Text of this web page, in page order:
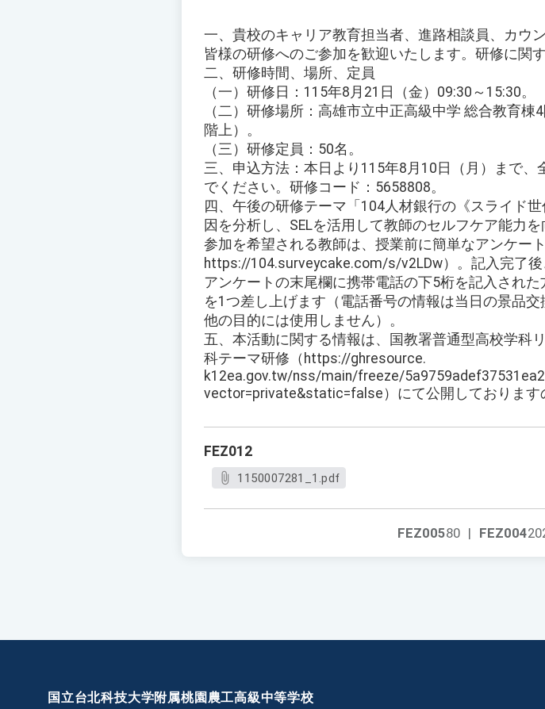
一、貴校のキャリア教育担当者、進路相談員、カウ
皆様の研修へのご参加を歓迎いたします。研修に関
二、研修時間、場所、定員
（一）研修日：115年8月21日（金）09:30～15:30。
（二）研修場所：高雄市立中正高級中学 総合教育
階上）。
（三）研修定員：50名。
三、申込方法：本日より115年8月10日（月）まで
でください。研修コード：5658808。
四、午後の研修テーマ「104人材銀行の《スライド
因を分析し、SELを活用して教師のセルフケア能力
参加を希望される教師は、授業前に簡単なアンケー
https://104.surveycake.com/s/v2LDw）。記入完了後
アンケートの末尾欄に携帯電話の下5桁を記入され
を1つ差し上げます（電話番号の情報は当日の景品交
他の目的には使用しません）。
五、本活動に関する情報は、国教署普通型高校学科
科テーマ研修（https://ghresource.
k12ea.gov.tw/nss/main/freeze/
vector=private&static=false）にて公開しております
FEZ012
1150007281_1.pdf
FEZ004
FEZ00580 |
国立台北科技大学附属桃園農工高級中等学校